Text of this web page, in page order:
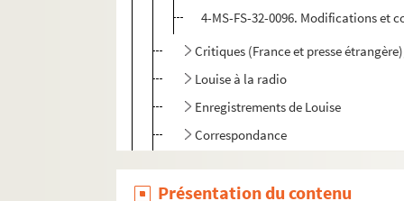
4-MS-FS-32-0096. Modifications et
Critiques (France et presse
Louise à la radio
Enregistrements de Louise
Correspondance
Photographies des expositions
Présentation du contenu